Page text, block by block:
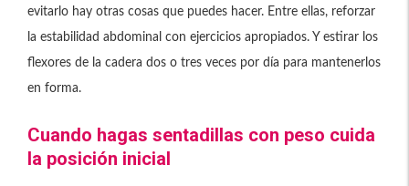
evitarlo hay otras cosas que puedes hacer. Entre ellas, reforzar
la estabilidad abdominal con ejercicios apropiados. Y estirar los
flexores de la cadera dos o tres veces por día para mantenerlos
en forma.
Cuando hagas sentadillas con peso cuida
la posición inicial